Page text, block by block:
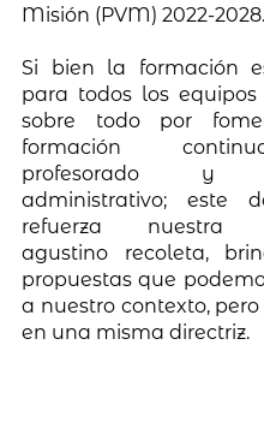
Misión (PVM) 2022-2028.
Si bien la formación
para todos los equipos
sobre todo por
formación
profesorado y
administrativo; este
refuerza nuestra
agustino recoleta,
propuestas que
a nuestro contexto,
en una misma directriz.